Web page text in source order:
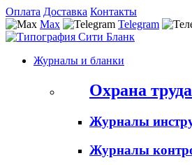
Оплата Доставка Контакты
Max
Telegram
Журналы и бланки
Охрана
Журналы
Журналы